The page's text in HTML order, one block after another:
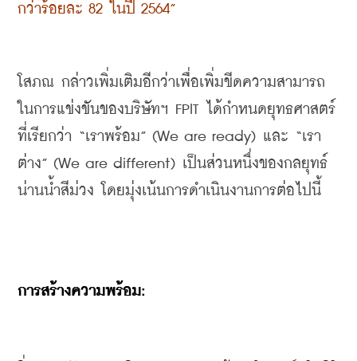
กว่าร้อยละ 82 ในปี 2564”
โสภณ กล่าวเพิ่มเติมอีกว่าเพื่อเพิ่มขีดความสามารถ
ในการแข่งขันของบริษัทฯ FPIT ได้กำหนดยุทธศาสตร์
ที่เรียกว่า “เราพร้อม” (We are ready) และ “เรา
ต่าง” (We are different) เป็นส่วนหนึ่งของกลยุทธ์
น่านน้ำสีม่วง โดยมุ่งเน้นการดำเนินงานการต่อไปนี้
การสร้างความพร้อม: